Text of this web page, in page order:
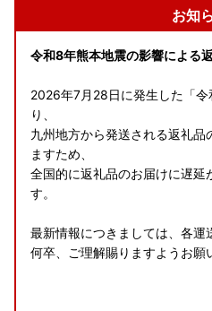
お知
令和8年熊本地震の影響による
2026年7月28日に発生した「
り、
九州地方から発送される返礼品
ますため、
全国的に返礼品のお届けに遅延
す。
最新情報につきましては、各運
何卒、ご理解賜りますようお願